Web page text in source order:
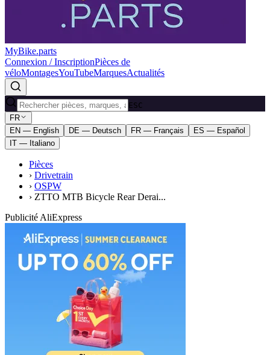
MyBike.parts
Connexion / InscriptionPièces de
véloMontagesYouTubeMarquesActualités
ESC
FR
EN — English
DE — Deutsch FR — Français
ES — Español
IT — Italiano
Pièces
› Drivetrain
› OSPW
› ZTTO MTB Bicycle Rear Derai...
Publicité AliExpress